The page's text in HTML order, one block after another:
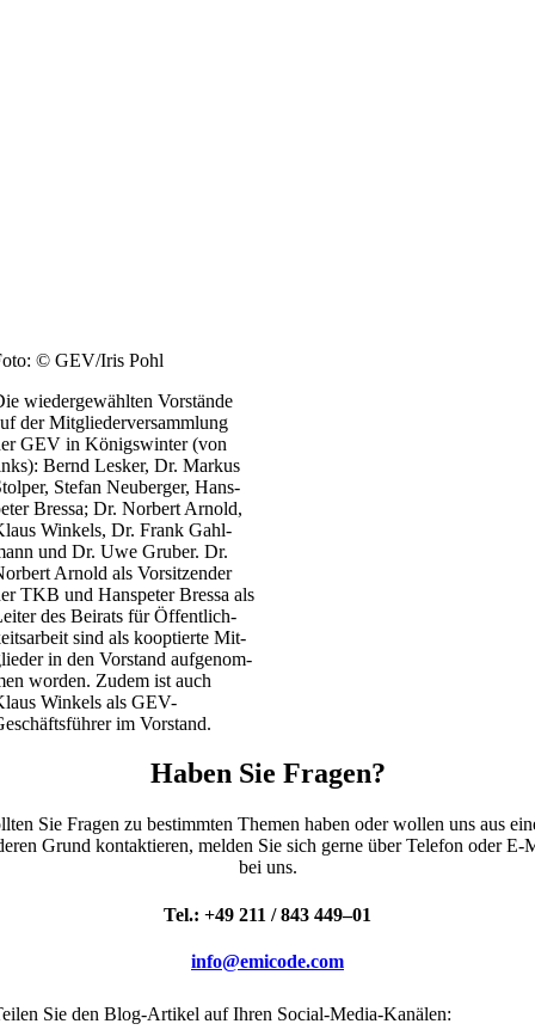
© GEV/Iris Pohl
wie­der­ge­wähl­ten Vor­stän­de
der Mit­glie­der­ver­samm­lung
GEV in Königs­win­ter (von
Bernd Les­ker, Dr. Mar­kus
Ste­fan Neu­ber­ger, Hans­
Bres­sa; Dr. Nor­bert Arnold,
Win­kels, Dr. Frank Gahl­
und Dr. Uwe Gru­ber. Dr.
Arnold als Vor­sit­zen­der
TKB und Hans­pe­ter Bres­sa als
des Bei­rats für Öffent­lich­
sind als koop­tier­te Mit­
in den Vor­stand auf­ge­nom­
wor­den. Zudem ist auch
Win­kels als GEV-
im Vor­stand.
Haben Sie Fragen?
Sie Fra­gen zu bestimm­ten The­men haben oder wol­len uns aus
Grund kon­tak­tie­ren, mel­den Sie sich ger­ne über Tele­fon oder
bei uns.
Tel.: +49 211 / 843 449–01
info@emicode.com
Sie den Blog-Arti­kel auf Ihren Social-Media-Kanä­len: